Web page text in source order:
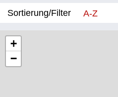
Sortierung/Filter
A-Z
+
−